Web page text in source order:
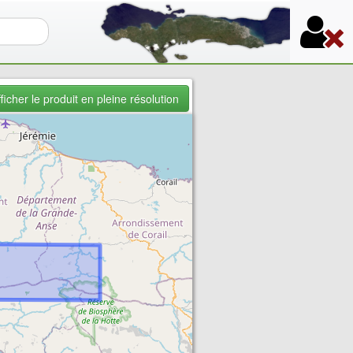
de recherche
le produit en pleine résolution